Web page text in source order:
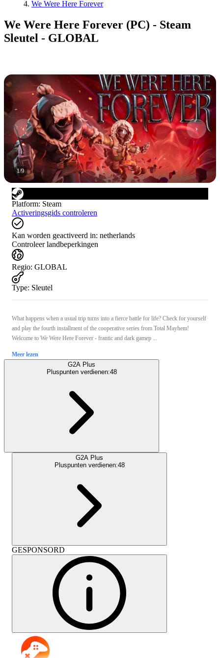
We Were Here Forever
We Were Here Forever (PC) - Steam
Sleutel - GLOBAL
1/9
Platform: Steam
Activeringsgids controleren
Kan worden geactiveerd in: netherlands
Controleer landbeperkingen
Regio: GLOBAL
Type: Sleutel
What happens when a usual trip turns into a fierce battle for life? Check for yourself
and play the fourth installment of the cooperative series from Total Mayhem!
Welcome to We Were Here Forever - frantic and dark gamep ...
Meer lezen
G2A Plus
Pluspunten verdienen:48
G2A Plus
Pluspunten verdienen:48
GESPONSORD